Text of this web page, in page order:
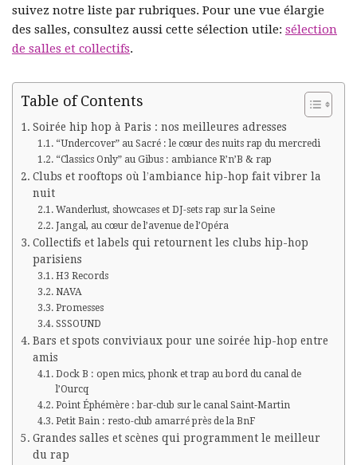
suivez notre liste par rubriques. Pour une vue élargie
des salles, consultez aussi cette sélection utile: sélection
de salles et collectifs.
Table of Contents
Soirée hip hop à Paris : nos meilleures adresses
“Undercover” au Sacré : le cœur des nuits rap du mercredi
“Classics Only” au Gibus : ambiance R’n’B & rap
Clubs et rooftops où l’ambiance hip-hop fait vibrer la
nuit
Wanderlust, showcases et DJ-sets rap sur la Seine
Jangal, au cœur de l’avenue de l’Opéra
Collectifs et labels qui retournent les clubs hip-hop
parisiens
H3 Records
NAVA
Promesses
SSSOUND
Bars et spots conviviaux pour une soirée hip-hop entre
amis
Dock B : open mics, phonk et trap au bord du canal de
l’Ourcq
Point Éphémère : bar-club sur le canal Saint‑Martin
Petit Bain : resto-club amarré près de la BnF
Grandes salles et scènes qui programment le meilleur
du rap